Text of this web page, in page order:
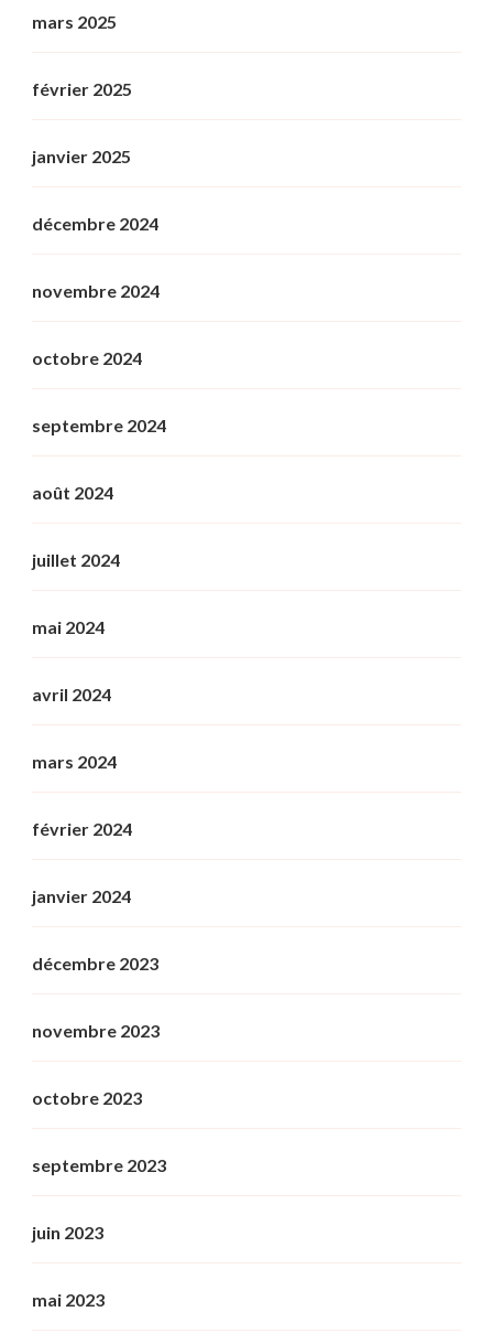
mars 2025
février 2025
janvier 2025
décembre 2024
novembre 2024
octobre 2024
septembre 2024
août 2024
juillet 2024
mai 2024
avril 2024
mars 2024
février 2024
janvier 2024
décembre 2023
novembre 2023
octobre 2023
septembre 2023
juin 2023
mai 2023